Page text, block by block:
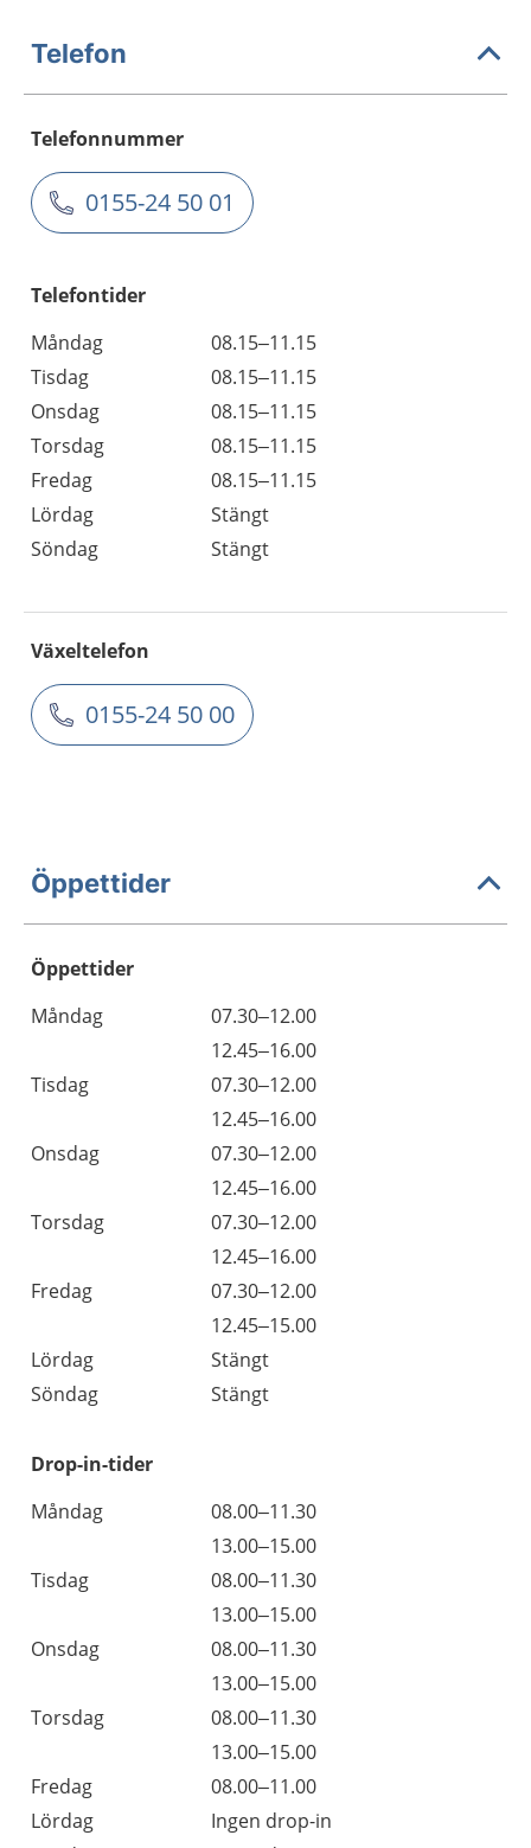
Telefon
Telefonnummer
0155-24 50 01
Telefontider
Måndag
08.15–11.15
Tisdag
08.15–11.15
Onsdag
08.15–11.15
Torsdag
08.15–11.15
Fredag
08.15–11.15
Lördag
Stängt
Söndag
Stängt
Växeltelefon
0155-24 50 00
Öppettider
Öppettider
Dag
Öppettider
Kommentarer
Måndag
07.30–12.00
12.45–16.00
Tisdag
07.30–12.00
12.45–16.00
Onsdag
07.30–12.00
12.45–16.00
Torsdag
07.30–12.00
12.45–16.00
Fredag
07.30–12.00
12.45–15.00
Lördag
Stängt
Söndag
Stängt
Drop-in-tider
Måndag
08.00–11.30
13.00–15.00
Tisdag
08.00–11.30
13.00–15.00
Onsdag
08.00–11.30
13.00–15.00
Torsdag
08.00–11.30
13.00–15.00
Fredag
08.00–11.00
Lördag
Ingen drop-in